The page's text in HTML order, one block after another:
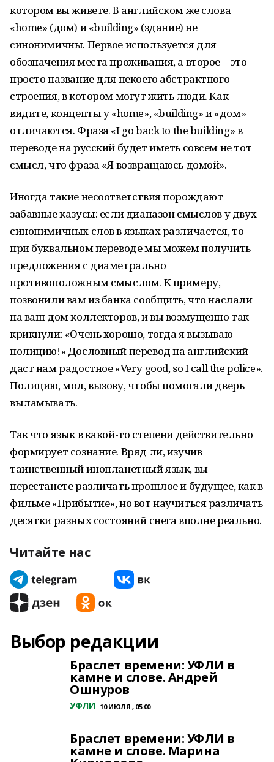
котором вы живете. В английском же слова
«home» (дом) и «building» (здание) не
синонимичны. Первое используется для
обозначения места проживания, а второе – это
просто название для некоего абстрактного
строения, в котором могут жить люди. Как
видите, концепты у «home», «building» и «дом»
отличаются. Фраза «I go back to the building» в
переводе на русский будет иметь совсем не тот
смысл, что фраза «Я возвращаюсь домой».
Иногда такие несоответствия порождают
забавные казусы: если диапазон смыслов у двух
синонимичных слов в языках различается, то
при буквальном переводе мы можем получить
предложения с диаметрально
противоположным смыслом. К примеру,
позвонили вам из банка сообщить, что наслали
на ваш дом коллекторов, и вы возмущенно так
крикнули: «Очень хорошо, тогда я вызываю
полицию!» Дословный перевод на английский
даст нам радостное «Very good, so I call the police».
Полицию, мол, вызову, чтобы помогали дверь
выламывать.
Так что язык в какой-то степени действительно
формирует сознание. Вряд ли, изучив
таинственный инопланетный язык, вы
перестанете различать прошлое и будущее, как в
фильме «Прибытие», но вот научиться различать
десятки разных состояний снега вполне реально.
Читайте нас
Выбор редакции
Браслет времени: УФЛИ в
камне и слове. Андрей
Ошнуров
УФЛИ 10 ИЮЛЯ , 05:00
Браслет времени: УФЛИ в
камне и слове. Марина